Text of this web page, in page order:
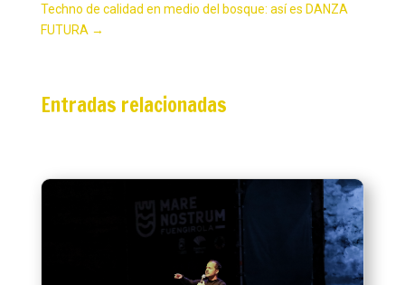
Techno de calidad en medio del bosque: así es DANZA
FUTURA →
Entradas relacionadas